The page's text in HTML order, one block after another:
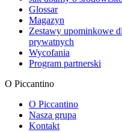
Glossar
Magazyn
Zestawy upominkowe
prywatnych
Wycofania
Program partnerski
O Piccantino
O Piccantino
Nasza grupa
Kontakt